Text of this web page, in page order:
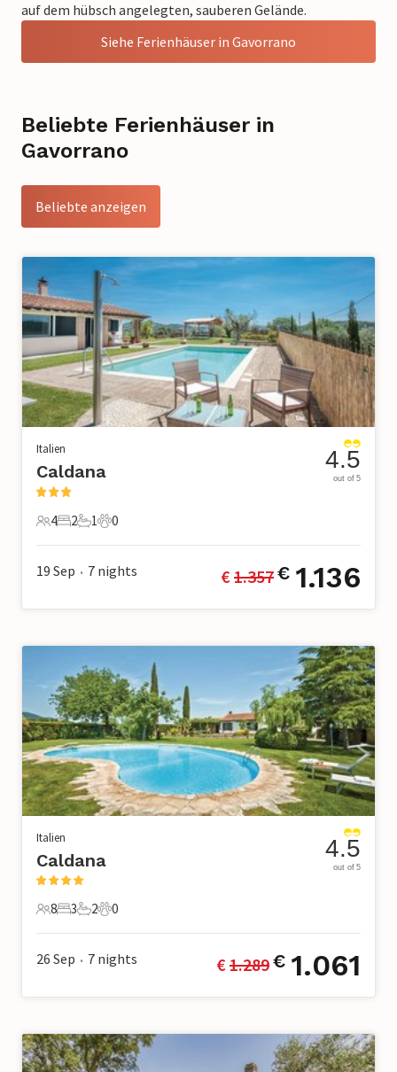
auf dem hübsch angelegten, sauberen Gelände.
Siehe Ferienhäuser in Gavorrano
Beliebte Ferienhäuser in
Gavorrano
Beliebte anzeigen
Italien
Caldana
4 Gäste
4
2 Schlafzimmer
2
1 Badezimmer
1
0 Haustiere
0
4.5
out of 5
19 Sep • 7 nights € 1.357€ 1.136
Italien
Caldana
8 Gäste
8
3 Schlafzimmer
3
2 Badezimmer
2
0 Haustiere
0
4.5
out of 5
26 Sep • 7 nights € 1.289€ 1.061